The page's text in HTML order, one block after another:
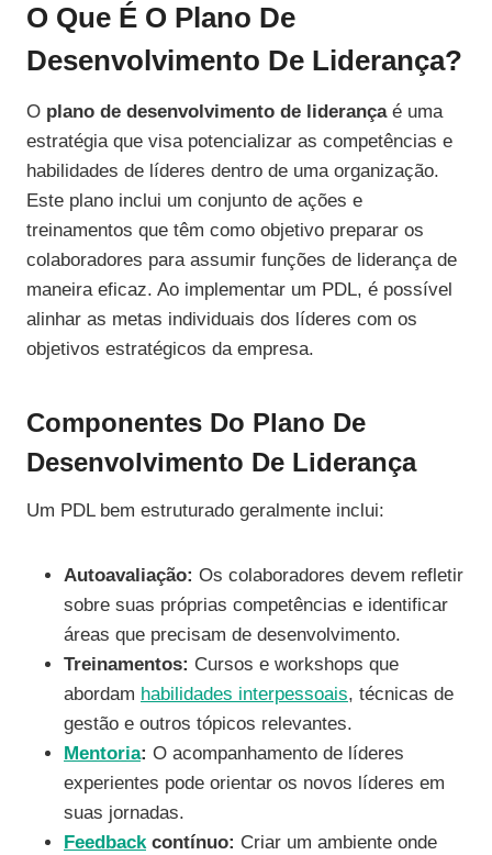
O Que É O Plano De
Desenvolvimento De Liderança?
O plano de desenvolvimento de liderançaé uma
estratégia que visa potencializar as competências e
habilidades de líderes dentro de uma organização.
Este plano inclui um conjunto de ações e
treinamentos que têm como objetivo preparar os
colaboradores para assumir funções de liderança de
maneira eficaz. Ao implementar um PDL, é possível
alinhar as metas individuais dos líderes com os
objetivos estratégicos da empresa.
Componentes Do Plano De
Desenvolvimento De Liderança
Um PDL bem estruturado geralmente inclui:
Autoavaliação: Os colaboradores devem refletir
sobre suas próprias competências e identificar
áreas que precisam de desenvolvimento.
Treinamentos: Cursos e workshops que
abordam habilidades interpessoais, técnicas de
gestão e outros tópicos relevantes.
Mentoria: O acompanhamento de líderes
experientes pode orientar os novos líderes em
suas jornadas.
Feedbackcontínuo: Criar um ambiente onde